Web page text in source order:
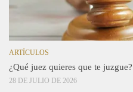
ARTÍCULOS
¿Qué juez quieres que te juzgue?
28 DE JULIO DE 2026